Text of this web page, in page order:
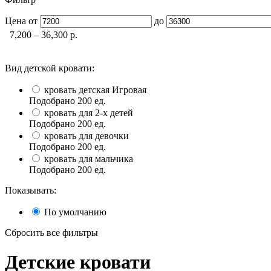
Цена от
до
7,200 – 36,300 р.
Вид детской кровати:
кровать детская Игровая
Подобрано 200 ед.
кровать для 2-х детей
Подобрано 200 ед.
кровать для девочки
Подобрано 200 ед.
кровать для мальчика
Подобрано 200 ед.
Показывать:
По умолчанию
Сбросить все фильтры
Детские кровати